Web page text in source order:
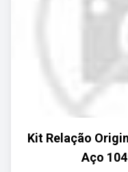
Kit Relação
Aço